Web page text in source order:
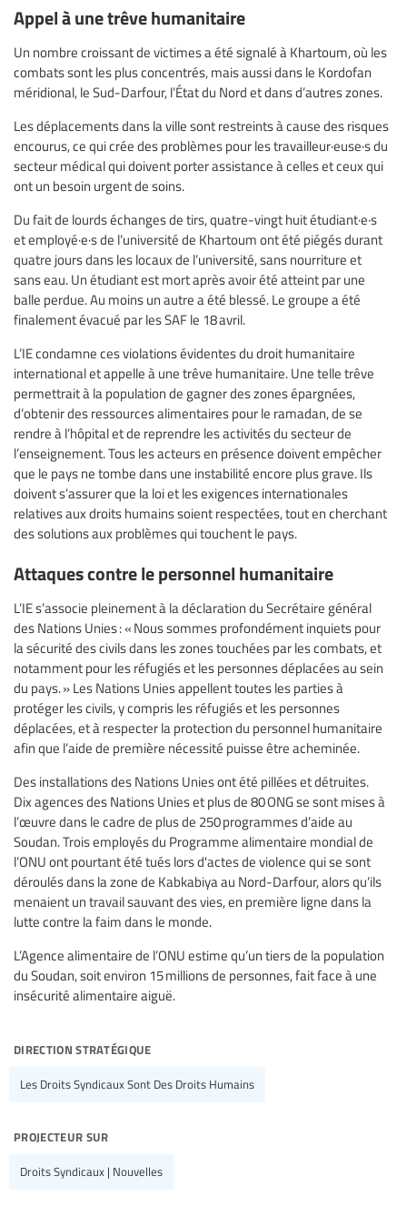
Appel à une trêve humanitaire
Un nombre croissant de victimes a été signalé à Khartoum, où les
combats sont les plus concentrés, mais aussi dans le Kordofan
méridional, le Sud-Darfour, l’État du Nord et dans d’autres zones.
Les déplacements dans la ville sont restreints à cause des risques
encourus, ce qui crée des problèmes pour les travailleur·euse·s du
secteur médical qui doivent porter assistance à celles et ceux qui
ont un besoin urgent de soins.
Du fait de lourds échanges de tirs, quatre-vingt huit étudiant·e·s
et employé·e·s de l’université de Khartoum ont été piégés durant
quatre jours dans les locaux de l’université, sans nourriture et
sans eau. Un étudiant est mort après avoir été atteint par une
balle perdue. Au moins un autre a été blessé. Le groupe a été
finalement évacué par les SAF le 18 avril.
L’IE condamne ces violations évidentes du droit humanitaire
international et appelle à une trêve humanitaire. Une telle trêve
permettrait à la population de gagner des zones épargnées,
d’obtenir des ressources alimentaires pour le ramadan, de se
rendre à l’hôpital et de reprendre les activités du secteur de
l’enseignement. Tous les acteurs en présence doivent empêcher
que le pays ne tombe dans une instabilité encore plus grave. Ils
doivent s’assurer que la loi et les exigences internationales
relatives aux droits humains soient respectées, tout en cherchant
des solutions aux problèmes qui touchent le pays.
Attaques contre le personnel humanitaire
L’IE s’associe pleinement à la déclaration du Secrétaire général
des Nations Unies : « Nous sommes profondément inquiets pour
la sécurité des civils dans les zones touchées par les combats, et
notamment pour les réfugiés et les personnes déplacées au sein
du pays. » Les Nations Unies appellent toutes les parties à
protéger les civils, y compris les réfugiés et les personnes
déplacées, et à respecter la protection du personnel humanitaire
afin que l’aide de première nécessité puisse être acheminée.
Des installations des Nations Unies ont été pillées et détruites.
Dix agences des Nations Unies et plus de 80 ONG se sont mises à
l’œuvre dans le cadre de plus de 250 programmes d’aide au
Soudan. Trois employés du Programme alimentaire mondial de
l’ONU ont pourtant été tués lors d'actes de violence qui se sont
déroulés dans la zone de Kabkabiya au Nord-Darfour, alors qu’ils
menaient un travail sauvant des vies, en première ligne dans la
lutte contre la faim dans le monde.
L’Agence alimentaire de l’ONU estime qu’un tiers de la population
du Soudan, soit environ 15 millions de personnes, fait face à une
insécurité alimentaire aiguë.
direction stratégique
Les Droits Syndicaux Sont Des Droits Humains
projecteur sur
Droits Syndicaux | Nouvelles